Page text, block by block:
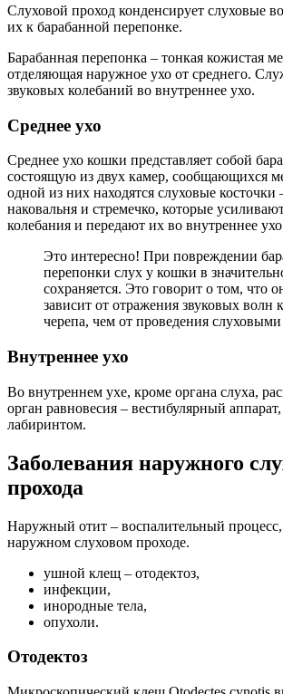
Слуховой проход конденсирует слуховые
их к барабанной перепонке.
Барабанная перепонка – тонкая кожистая
отделяющая наружное ухо от среднего.
звуковых колебаний во внутреннее ухо.
Среднее ухо
Среднее ухо кошки представляет собой
состоящую из двух камер, сообщающихся
одной из них находятся слуховые косточки
наковальня и стремечко, которые
колебания и передают их во внутреннее
Это интересно! При повреждении
перепонки слух у кошки в
сохраняется. Это говорит о том, что
зависит от отражения звуковых волн
черепа, чем от проведения
Внутреннее ухо
Во внутреннем ухе, кроме органа слуха,
орган равновесия – вестибулярный
лабиринтом.
Заболевания наружного
прохода
Наружный отит – воспалительный
наружном слуховом проходе.
ушной клещ – отодектоз,
инфекции,
инородные тела,
опухоли.
Отодектоз